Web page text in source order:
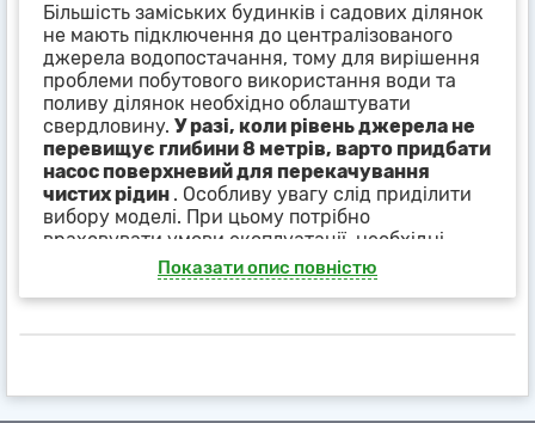
Більшість заміських будинків і садових ділянок
не мають підключення до централізованого
джерела водопостачання, тому для вирішення
проблеми побутового використання води та
поливу ділянок необхідно облаштувати
свердловину. У разі, коли рівень джерела не
перевищує глибини 8 метрів, варто придбати
насос поверхневий для перекачування
чистих рідин . Особливу увагу слід приділити
вибору моделі. При цьому потрібно
враховувати умови експлуатації, необхідні
показники потужності, продуктивність, час
роботи і інші параметри.
час функціонувати без поломок і збоїв,
Показати опис повністю